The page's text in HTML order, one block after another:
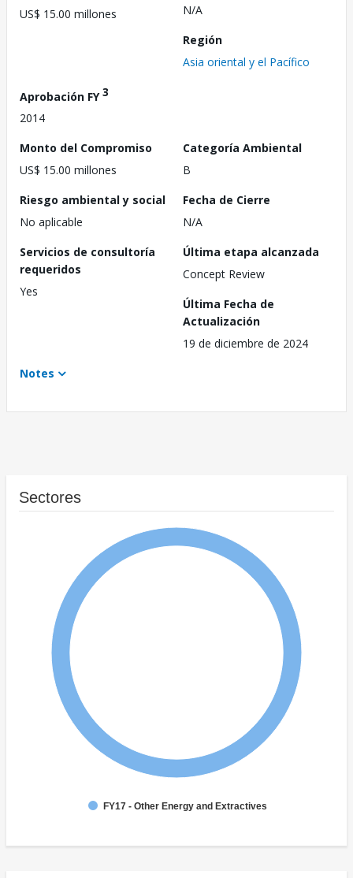
US$ 15.00 millones
N/A
Región
Asia oriental y el Pacífico
Aprobación FY3
2014
Monto del Compromiso
US$ 15.00 millones
Categoría Ambiental
B
Riesgo ambiental y social
No aplicable
Fecha de Cierre
N/A
Servicios de consultoría
requeridos
Yes
Última etapa alcanzada
Concept Review
Última Fecha de
Actualización
19 de diciembre de 2024
Notes
Sectores
FY17 - Other Energy and Extractives